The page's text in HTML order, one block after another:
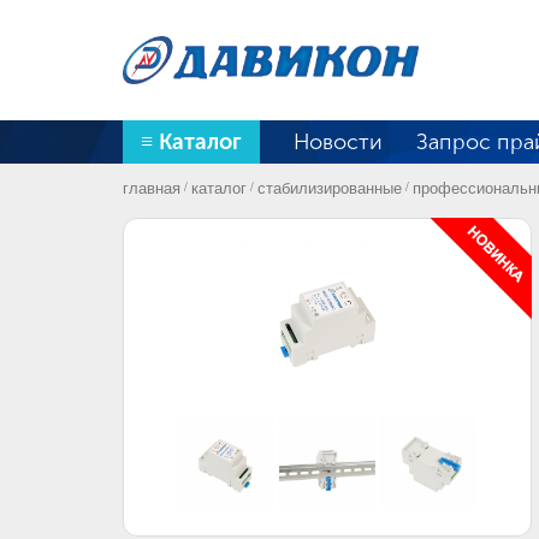
≡ Каталог Новости Запрос
главная / каталог / стабилизированные /